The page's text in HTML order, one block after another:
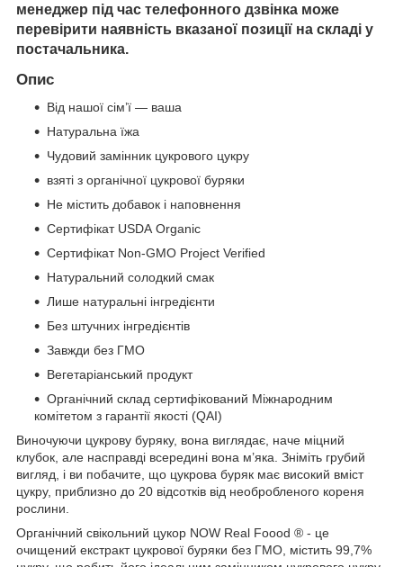
менеджер під час телефонного дзвінка може
перевірити наявність вказаної позиції на складі у
постачальника.
Опис
Від нашої сім’ї — ваша
Натуральна їжа
Чудовий замінник цукрового цукру
взяті з органічної цукрової буряки
Не містить добавок і наповнення
Сертифікат USDA Organic
Сертифікат Non-GMO Project Verified
Натуральний солодкий смак
Лише натуральні інгредієнти
Без штучних інгредієнтів
Завжди без ГМО
Вегетаріанський продукт
Органічний склад сертифікований Міжнародним
комітетом з гарантії якості (QAI)
Виночуючи цукрову буряку, вона виглядає, наче міцний
клубок, але насправді всередині вона м’яка. Зніміть грубий
вигляд, і ви побачите, що цукрова буряк має високий вміст
цукру, приблизно до 20 відсотків від необробленого кореня
рослини.
Органічний свікольний цукор NOW Real Foood ® - це
очищений екстракт цукрової буряки без ГМО, містить 99,7%